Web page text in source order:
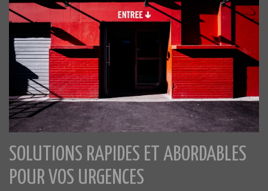
SOLUTIONS RAPIDES ET ABORDABLES
POUR VOS URGENCES